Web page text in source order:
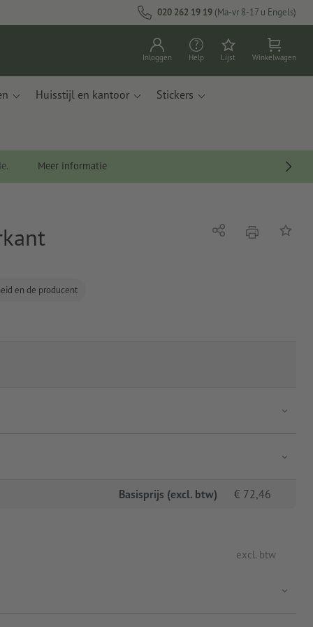
020 262 19 19 (Ma-vr 8-17 u Engels)
Inloggen Help Lijst Winkelwagen
Huisstijl en kantoor Stickers
Meer informatie
en de producent
Delen afdrukkenOp de
Basisprijs (excl. btw) € 72,46
excl. btw